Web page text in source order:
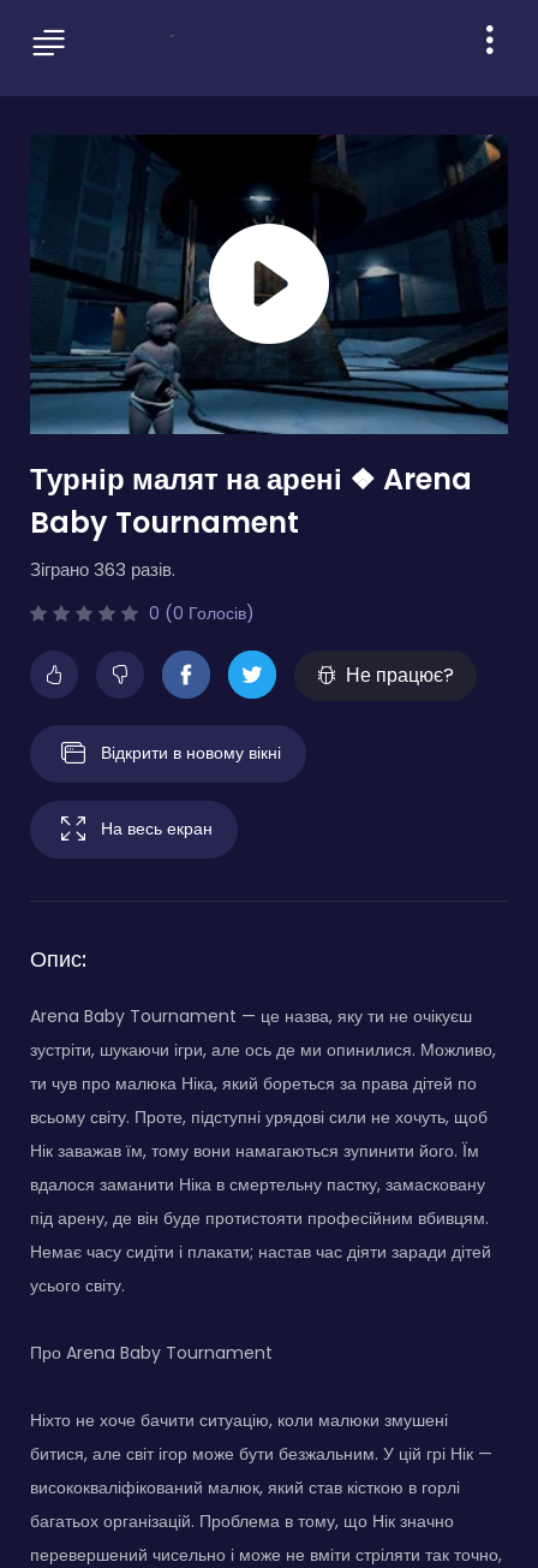
Турнір малят на арені ❖ Arena
Baby Tournament
Зіграно 363 разів.
0 (0 Голосів)
Не працює?
Відкрити в новому вікні
На весь екран
Опис:
Arena Baby Tournament — це назва, яку ти не очікуєш
зустріти, шукаючи ігри, але ось де ми опинилися. Можливо,
ти чув про малюка Ніка, який бореться за права дітей по
всьому світу. Проте, підступні урядові сили не хочуть, щоб
Нік заважав їм, тому вони намагаються зупинити його. Їм
вдалося заманити Ніка в смертельну пастку, замасковану
під арену, де він буде протистояти професійним вбивцям.
Немає часу сидіти і плакати; настав час діяти заради дітей
усього світу.
Про Arena Baby Tournament
Ніхто не хоче бачити ситуацію, коли малюки змушені
битися, але світ ігор може бути безжальним. У цій грі Нік —
висококваліфікований малюк, який став кісткою в горлі
багатьох організацій. Проблема в тому, що Нік значно
перевершений чисельно і може не вміти стріляти так точно,